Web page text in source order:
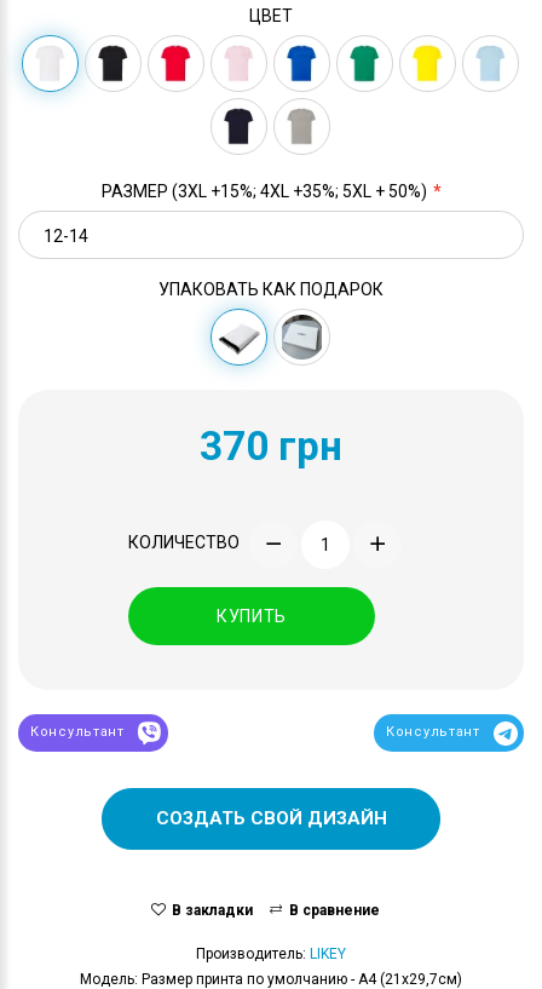
ЦВЕТ
РАЗМЕР (3XL +15%; 4XL +35%; 5XL + 50%)
УПАКОВАТЬ КАК ПОДАРОК
370 грн
КОЛИЧЕСТВО
КУПИТЬ
Консультант Консультант
СОЗДАТЬ СВОЙ ДИЗАЙН
В закладки В сравнение
Производитель: LIKEY
Модель: Размер принта по умолчанию - А4 (21x29,7см)